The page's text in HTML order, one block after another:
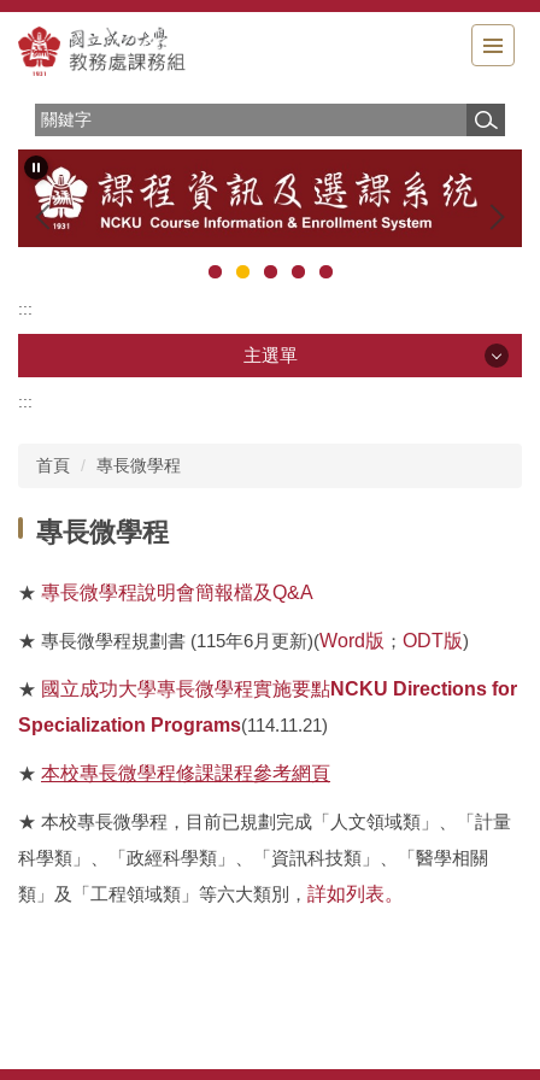
跳
到
主
區
:::
主選單
服務簡介
相關法規
專長微學程
學位考試
服務學習
校外實習
:::
首頁 專長微學程
專長微學程
★ 專長微學程說明會簡報檔及Q&A
★ 專長微學程規劃書 (115年6月更新)(Word版 ； ODT版)
★ 國立成功大學專長微學程實施要點NCKU Directions for
Specialization Programs(114.11.21)
★ 本校專長微學程修課課程參考網頁
★ 本校專長微學程，目前已規劃完成「人文領域類」、「計量
科學類」、「政經科學類」、「資訊科技類」、「醫學相關
類」及「工程領域類」等六大類別， 詳如列表。